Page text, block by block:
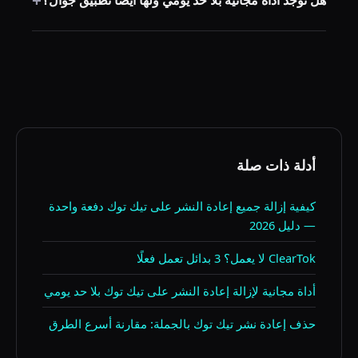
أدلة ذات صلة
كيفية إزالة جميع إعادة النشر على تيك توك دفعة واحدة
— دليل 2026
ClearTok لا يعمل؟ 3 بدائل تعمل فعلًا
أداة مجانية لإزالة إعادة النشر على تيك توك بلا حد يومي
حذف إعادة نشر تيك توك بالجملة: مقارنة أسرع الطرق